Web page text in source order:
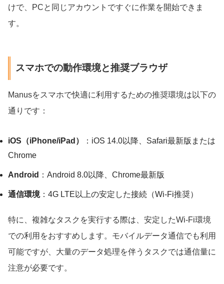
けで、PCと同じアカウントですぐに作業を開始できま
す。
スマホでの動作環境と推奨ブラウザ
Manusをスマホで快適に利用するための推奨環境は以下の
通りです：
iOS（iPhone/iPad）
：iOS 14.0以降、Safari最新版または
Chrome
Android ：Android 8.0以降、Chrome最新版
通信環境：4G LTE以上の安定した接続（Wi-Fi推奨）
特に、複雑なタスクを実行する際は、安定したWi-Fi環境
での利用をおすすめします。モバイルデータ通信でも利用
可能ですが、大量のデータ処理を伴うタスクでは通信量に
注意が必要です。